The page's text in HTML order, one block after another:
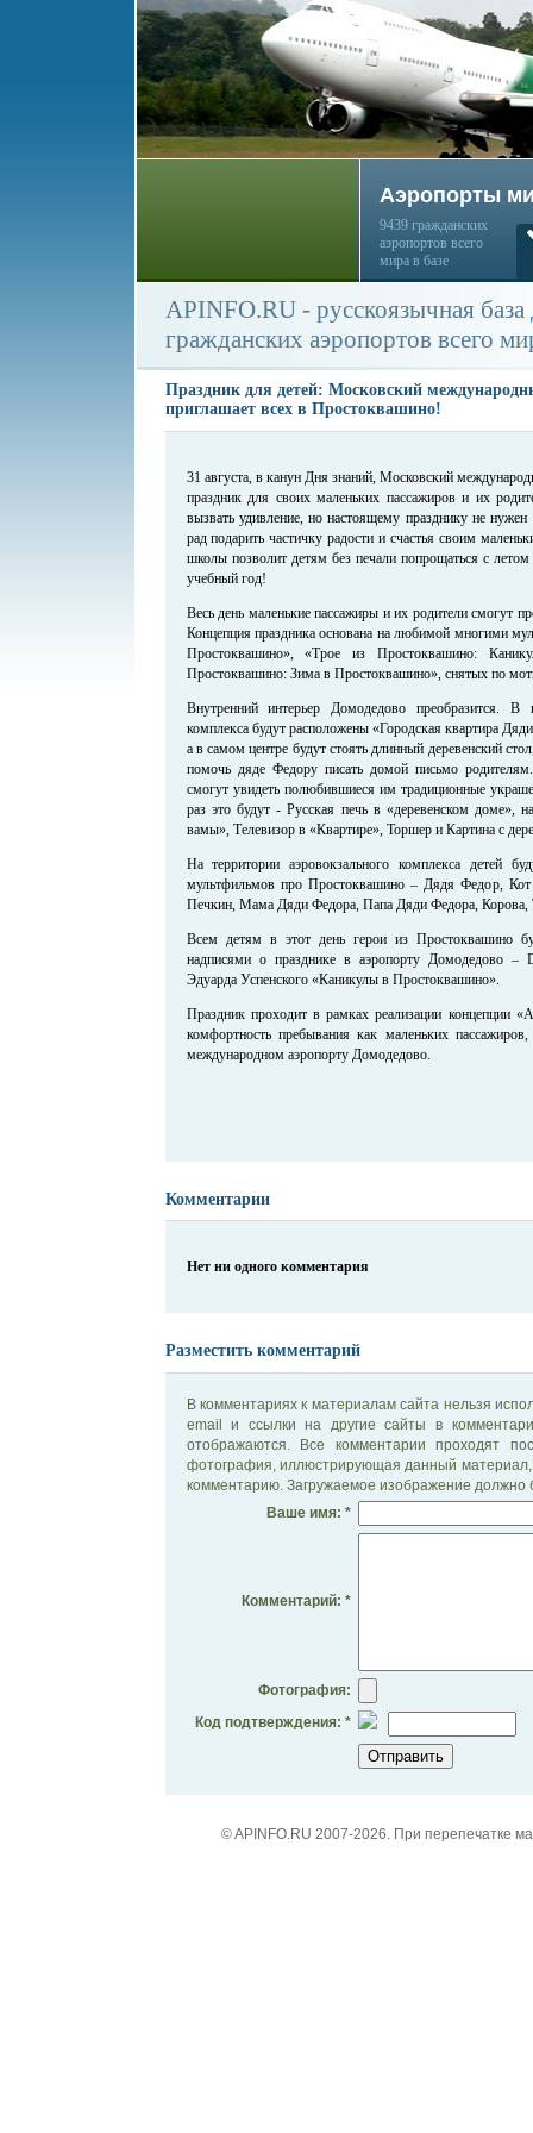
Аэропорты
9439 гражданских
аэропортов всего
мира в базе
APINFO.RU - русскоязычная
гражданских аэропортов всего
Праздник для детей: Московский
приглашает всех в Простоквашино!
31 августа, в канун Дня знаний, Московский
праздник для своих маленьких пассажиров и их
вызвать удивление, но настоящему празднику не
рад подарить частичку радости и счастья своим
школы позволит детям без печали попрощаться с
учебный год!
Весь день маленькие пассажиры и их родители смогут
Концепция праздника основана на любимой многими
Простоквашино», «Трое из Простоквашино:
Простоквашино: Зима в Простоквашино», снятых по
Внутренний интерьер Домодедово преобразится. В
комплекса будут расположены «Городская квартира
а в самом центре будут стоять длинный деревенский
помочь дяде Федору писать домой письмо
смогут увидеть полюбившиеся им традиционные
раз это будут - Русская печь в «деревенском доме»,
вамы», Телевизор в «Квартире», Торшер и Картина с
На территории аэровокзального комплекса детей
мультфильмов про Простоквашино – Дядя Федор,
Печкин, Мама Дяди Федора, Папа Дяди Федора, Корова,
Всем детям в этот день герои из Простоквашино
надписями о празднике в аэропорту Домодедово –
Эдуарда Успенского «Каникулы в Простоквашино».
Праздник проходит в рамках реализации концепции
комфортность пребывания как маленьких
международном аэропорту Домодедово.
Комментарии
Нет ни одного комментария
Разместить комментарий
В комментариях к материалам сайта нельзя
email и ссылки на другие сайты в
отображаются. Все комментарии проходят
фотография, иллюстрирующая данный материал,
комментарию. Загружаемое изображение должно
Ваше имя: *
Комментарий: *
Фотография:
Код подтверждения: *
© APINFO.RU 2007-2026. При перепечатке